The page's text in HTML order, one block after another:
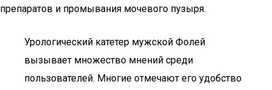
препаратов и промывания мочевого пузыря.
Урологический катетер мужской Фолей
вызывает множество мнений среди
пользователей. Многие отмечают его удобство